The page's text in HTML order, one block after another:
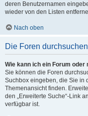
deren Benutzernamen
wieder von den Listen
Nach oben
Die Foren durchsuchen
Wie kann ich ein Forum
Sie können die Foren
Suchbox eingeben, die Sie in
Themenansicht finden.
den „Erweiterte Suche“-Link
verfügbar ist.